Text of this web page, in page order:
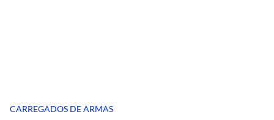
CARREGADOS DE ARMAS